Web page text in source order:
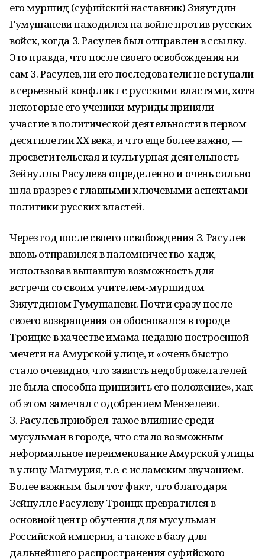
его муршид (суфийский наставник) Зияутдин
Гумушаневи находился на войне против русских
войск, когда З. Расулев был отправлен в ссылку.
Это правда, что после своего освобождения ни
сам З. Расулев, ни его последователи не вступали
в серьезный конфликт с русскими властями, хотя
некоторые его ученики-муриды приняли
участие в политической деятельности в первом
десятилетии XX века, и что еще более важно, —
просветительская и культурная деятельность
Зейнуллы Расулева определенно и очень сильно
шла вразрез с главными ключевыми аспектами
политики русских властей.
Через год после своего освобождения З. Расулев
вновь отправился в паломничество-хадж,
использовав выпавшую возможность для
встречи со своим учителем-муршидом
Зияутдином Гумушаневи. Почти сразу после
своего возвращения он обосновался в городе
Троицке в качестве имама недавно построенной
мечети на Амурской улице, и «очень быстро
стало очевидно, что зависть недоброжелателей
не была способна принизить его положение», как
об этом замечал с одобрением Мензелеви.
З. Расулев приобрел такое влияние среди
мусульман в городе, что стало возможным
неформальное переименование Амурской улицы
в улицу Магмурия, т.е. с исламским звучанием.
Более важным был тот факт, что благодаря
Зейнулле Расулеву Троицк превратился в
основной центр обучения для мусульман
Российской империи, а также в базу для
дальнейшего распространения суфийского